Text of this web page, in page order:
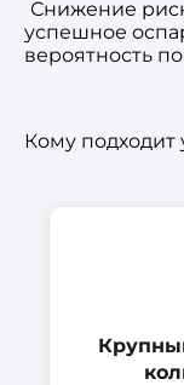
Снижение
успешное
вероятность
Кому подходит